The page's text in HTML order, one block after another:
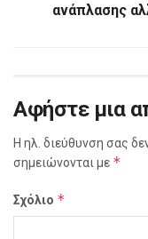
ανάπλασης
Αφήστε μια
Η ηλ. διεύθυνση σας
σημειώνονται με *
Σχόλιο *